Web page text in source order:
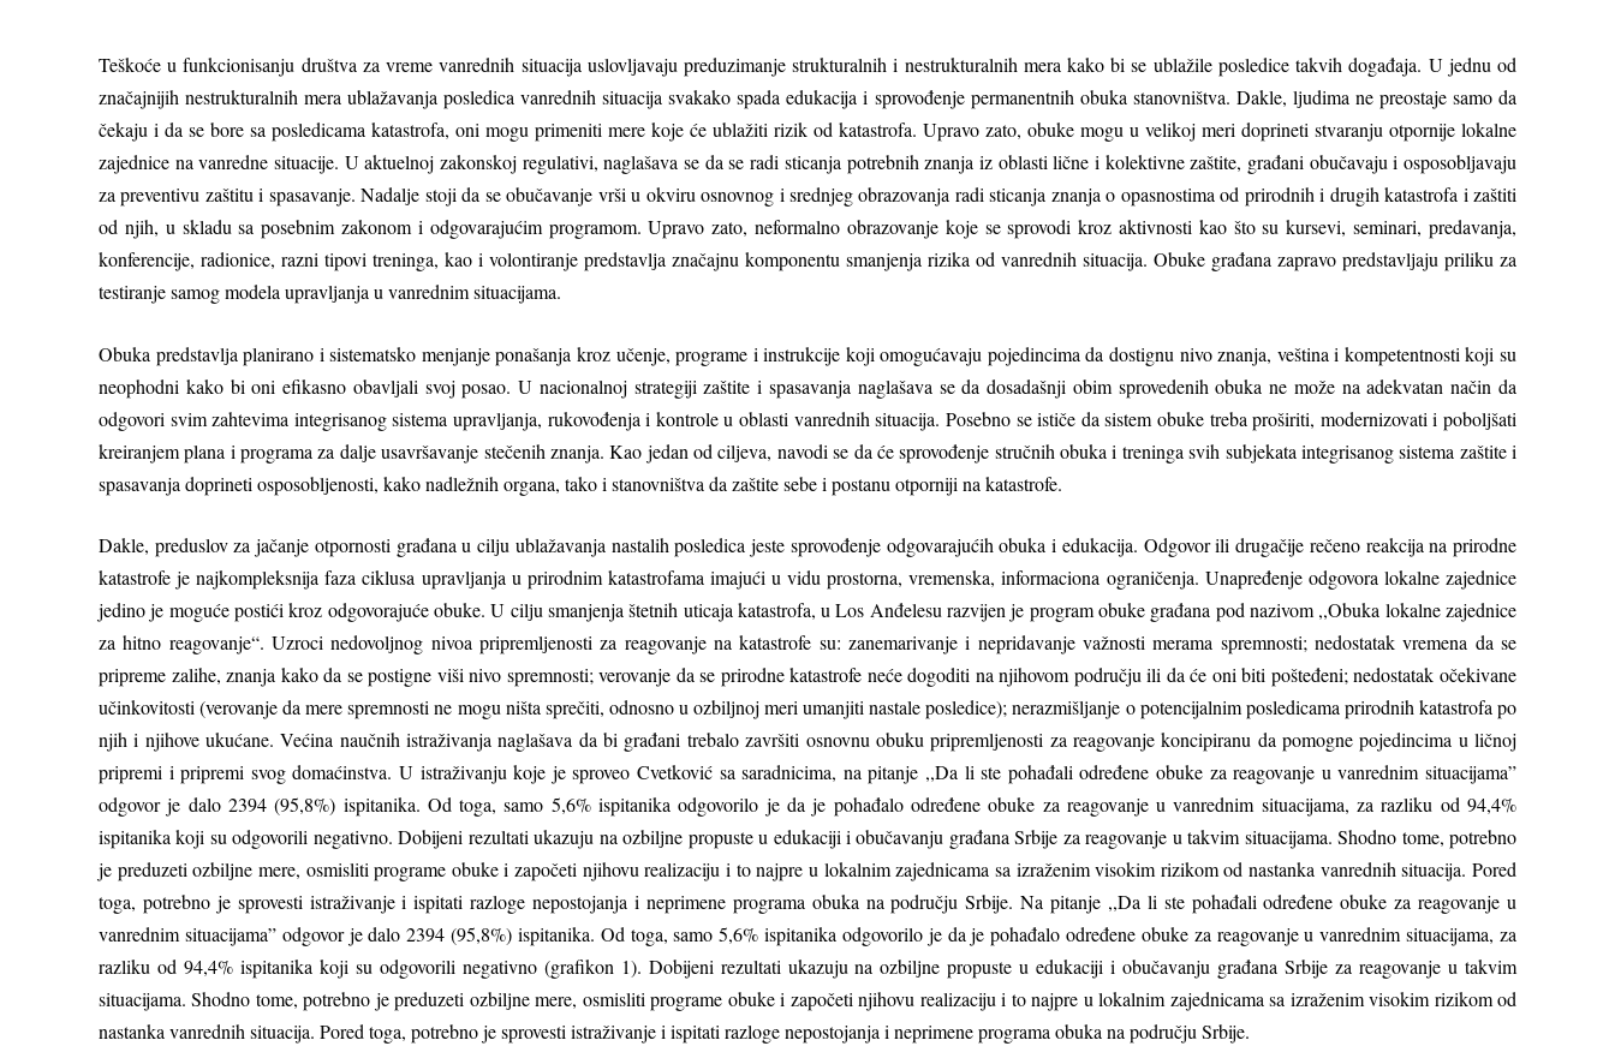
Teškoće u funkcionisanju društva za vreme vanrednih situacija uslovlјavaju preduzimanje strukturalnih i nestrukturalnih mera kako bi se ublažile posledice takvih događaja. U jednu od
značajnijih nestrukturalnih mera ublažavanja posledica vanrednih situacija svakako spada edukacija i sprovođenje permanentnih obuka stanovništva. Dakle, lјudima ne preostaje samo da
čekaju i da se bore sa posledicama katastrofa, oni mogu primeniti mere koje će ublažiti rizik od katastrofa. Upravo zato, obuke mogu u velikoj meri doprineti stvaranju otpornije lokalne
zajednice na vanredne situacije. U aktuelnoj zakonskoj regulativi, naglašava se da se radi sticanja potrebnih znanja iz oblasti lične i kolektivne zaštite, građani obučavaju i osposoblјavaju
za preventivu zaštitu i spasavanje. Nadalјe stoji da se obučavanje vrši u okviru osnovnog i srednjeg obrazovanja radi sticanja znanja o opasnostima od prirodnih i drugih katastrofa i zaštiti
od njih, u skladu sa posebnim zakonom i odgovarajućim programom. Upravo zato, neformalno obrazovanje koje se sprovodi kroz aktivnosti kao što su kursevi, seminari, predavanja,
konferencije, radionice, razni tipovi treninga, kao i volontiranje predstavlјa značajnu komponentu smanjenja rizika od vanrednih situacija. Obuke građana zapravo predstavlјaju priliku za
testiranje samog modela upravlјanja u vanrednim situacijama.
Obuka predstavlјa planirano i sistematsko menjanje ponašanja kroz učenje, programe i instrukcije koji omogućavaju pojedincima da dostignu nivo znanja, veština i kompetentnosti koji su
neophodni kako bi oni efikasno obavlјali svoj posao. U nacionalnoj strategiji zaštite i spasavanja naglašava se da dosadašnji obim sprovedenih obuka ne može na adekvatan način da
odgovori svim zahtevima integrisanog sistema upravlјanja, rukovođenja i kontrole u oblasti vanrednih situacija. Posebno se ističe da sistem obuke treba proširiti, modernizovati i pobolјšati
kreiranjem plana i programa za dalјe usavršavanje stečenih znanja. Kao jedan od cilјeva, navodi se da će sprovođenje stručnih obuka i treninga svih subjekata integrisanog sistema zaštite i
spasavanja doprineti osposoblјenosti, kako nadležnih organa, tako i stanovništva da zaštite sebe i postanu otporniji na katastrofe.
Dakle, preduslov za jačanje otpornosti građana u cilјu ublažavanja nastalih posledica jeste sprovođenje odgovarajućih obuka i edukacija. Odgovor ili drugačije rečeno reakcija na prirodne
katastrofe je najkompleksnija faza ciklusa upravlјanja u prirodnim katastrofama imajući u vidu prostorna, vremenska, informaciona ograničenja. Unapređenje odgovora lokalne zajednice
jedino je moguće postići kroz odgovorajuće obuke. U cilјu smanjenja štetnih uticaja katastrofa, u Los Anđelesu razvijen je program obuke građana pod nazivom ,,Obuka lokalne zajednice
za hitno reagovanje“. Uzroci nedovolјnog nivoa pripremlјenosti za reagovanje na katastrofe su: zanemarivanje i nepridavanje važnosti merama spremnosti; nedostatak vremena da se
pripreme zalihe, znanja kako da se postigne viši nivo spremnosti; verovanje da se prirodne katastrofe neće dogoditi na njihovom području ili da će oni biti pošteđeni; nedostatak očekivane
učinkovitosti (verovanje da mere spremnosti ne mogu ništa sprečiti, odnosno u ozbilјnoj meri umanjiti nastale posledice); nerazmišlјanje o potencijalnim posledicama prirodnih katastrofa po
njih i njihove ukućane. Većina naučnih istraživanja naglašava da bi građani trebalo završiti osnovnu obuku pripremlјenosti za reagovanje koncipiranu da pomogne pojedincima u ličnoj
pripremi i pripremi svog domaćinstva. U istraživanju koje je sproveo Cvetković sa saradnicima, na pitanje ,,Da li ste pohađali određene obuke za reagovanje u vanrednim situacijama”
odgovor je dalo 2394 (95,8%) ispitanika. Od toga, samo 5,6% ispitanika odgovorilo je da je pohađalo određene obuke za reagovanje u vanrednim situacijama, za razliku od 94,4%
ispitanika koji su odgovorili negativno. Dobijeni rezultati ukazuju na ozbilјne propuste u edukaciji i obučavanju građana Srbije za reagovanje u takvim situacijama. Shodno tome, potrebno
je preduzeti ozbilјne mere, osmisliti programe obuke i započeti njihovu realizaciju i to najpre u lokalnim zajednicama sa izraženim visokim rizikom od nastanka vanrednih situacija. Pored
toga, potrebno je sprovesti istraživanje i ispitati razloge nepostojanja i neprimene programa obuka na području Srbije. Na pitanje ,,Da li ste pohađali određene obuke za reagovanje u
vanrednim situacijama” odgovor je dalo 2394 (95,8%) ispitanika. Od toga, samo 5,6% ispitanika odgovorilo je da je pohađalo određene obuke za reagovanje u vanrednim situacijama, za
razliku od 94,4% ispitanika koji su odgovorili negativno (grafikon 1). Dobijeni rezultati ukazuju na ozbilјne propuste u edukaciji i obučavanju građana Srbije za reagovanje u takvim
situacijama. Shodno tome, potrebno je preduzeti ozbilјne mere, osmisliti programe obuke i započeti njihovu realizaciju i to najpre u lokalnim zajednicama sa izraženim visokim rizikom od
nastanka vanrednih situacija. Pored toga, potrebno je sprovesti istraživanje i ispitati razloge nepostojanja i neprimene programa obuka na području Srbije.